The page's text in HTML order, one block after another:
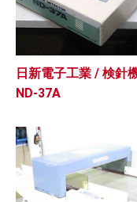
日新電子工業 / 検針
ND-37A